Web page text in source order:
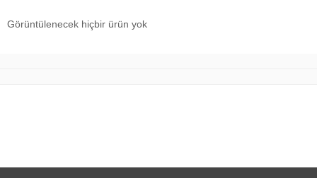
Görüntülenecek hiçbir ürün yok